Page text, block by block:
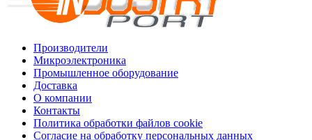
Производители
Микроэлектроника
Промышленное оборудование
Доставка
О компании
Контакты
Политика обработки файлов cookie
Согласие на обработку персональных данных